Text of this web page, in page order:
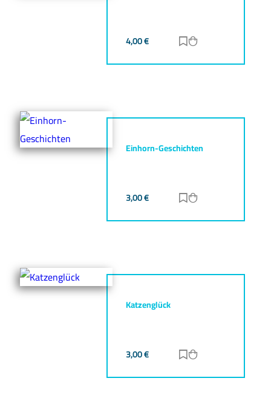
4,00€ Zur Merkliste
Einhorn-Geschichten
3,00€ Zur Merkliste
Katzenglück
3,00€ Zur Merkliste